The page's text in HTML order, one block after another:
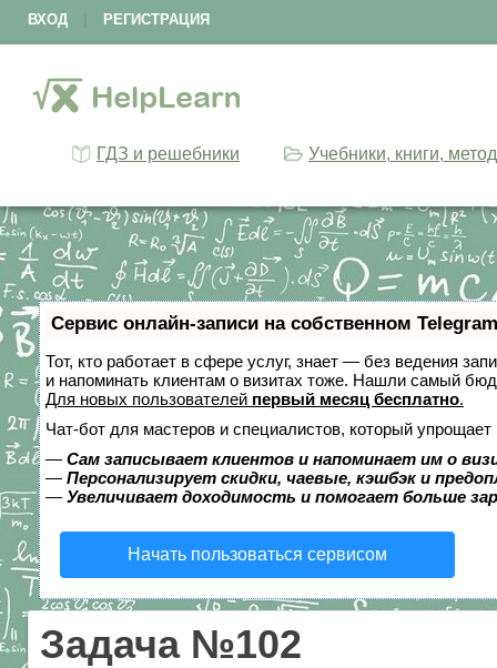
ВХОД РЕГИСТРАЦИЯ
ГДЗ и решебники Учебники, книги,
Сервис онлайн-записи на собственном
Тот, кто работает в сфере услуг, знает — без ведения
и напоминать клиентам о визитах тоже. Нашли самый
Для новых пользователей первый месяц бесплатно.
Чат-бот для мастеров и специалистов, который упрощает
— Сам записывает клиентов и напоминает им о
— Персонализирует скидки, чаевые, кэшбэк и
— Увеличивает доходимость и помогает больше
Начать пользоваться сервисом
Задача №102